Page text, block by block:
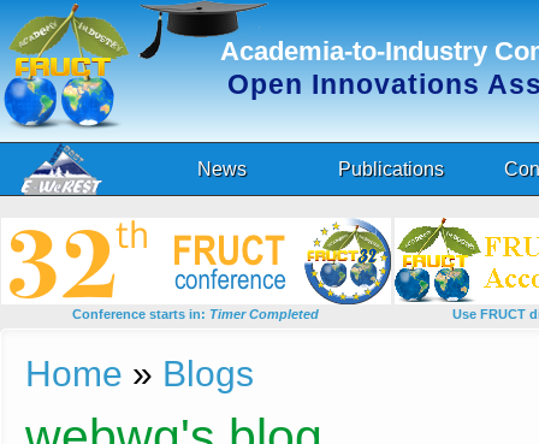
Academia-to-Industry
Open Innovations
News Publications
Conference starts in: Timer Completed Use FRUCT
You are here
Home » Blogs